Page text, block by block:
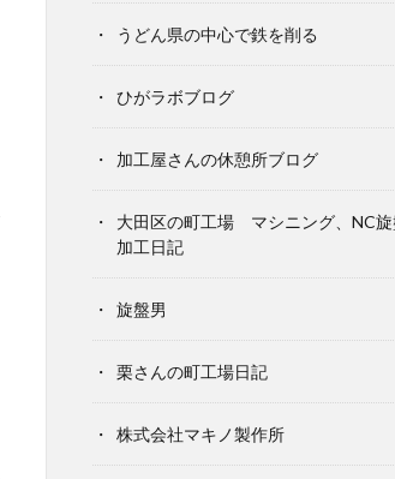
うどん県の中心で鉄を削る
ひがラボブログ
加工屋さんの休憩所ブログ
大田区の町工場 マシニング、NC
加工日記
旋盤男
栗さんの町工場日記
株式会社マキノ製作所